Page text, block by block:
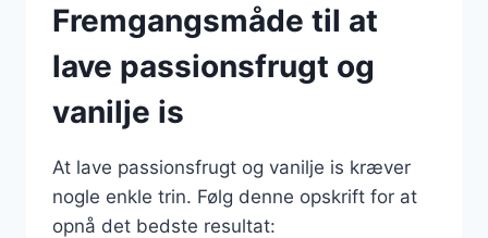
Fremgangsmåde til at
lave passionsfrugt og
vanilje is
At lave passionsfrugt og vanilje is kræver
nogle enkle trin. Følg denne opskrift for at
opnå det bedste resultat: